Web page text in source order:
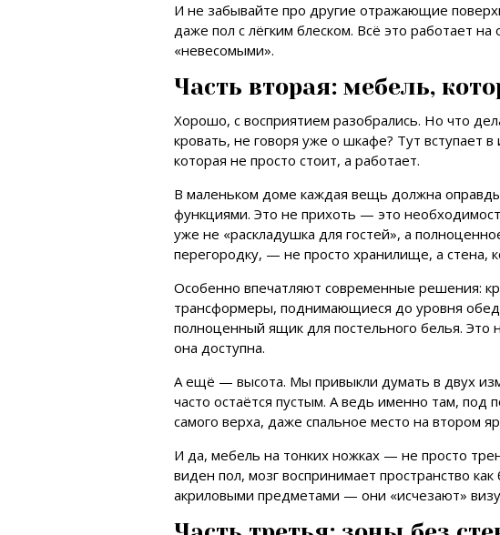
И не забывайте про другие отражающие
даже пол с лёгким блеском. Всё это работает
«невесомыми».
Часть вторая: мебель,
Хорошо, с восприятием разобрались. Но что
кровать, не говоря уже о шкафе? Тут вступает
которая не просто стоит, а работает.
В маленьком доме каждая вещь должна
функциями. Это не прихоть — это
уже не «раскладушка для гостей», а
перегородку, — не просто хранилище, а стена,
Особенно впечатляют современные решения:
трансформеры, поднимающиеся до уровня
полноценный ящик для постельного белья.
она доступна.
А ещё — высота. Мы привыкли думать в двух
часто остаётся пустым. А ведь именно там, под
самого верха, даже спальное место на втором
И да, мебель на тонких ножках — не просто
виден пол, мозг воспринимает пространство
акриловыми предметами — они «исчезают»